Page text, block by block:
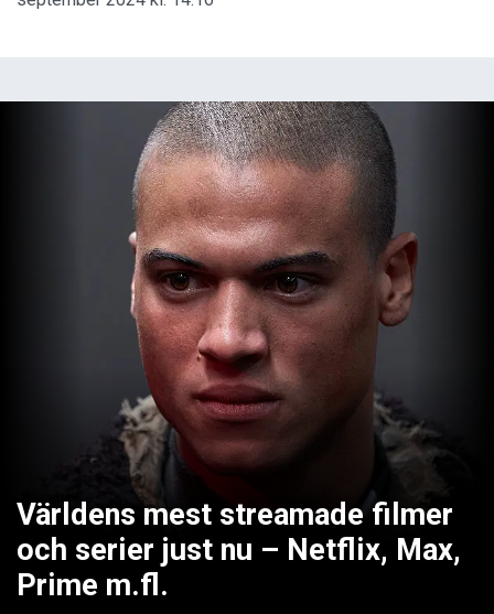
Världens mest streamade filmer
och serier just nu – Netflix, Max,
Prime m.fl.